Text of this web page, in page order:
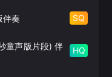
伴奏 SQ
童声版片段) 伴
HQ